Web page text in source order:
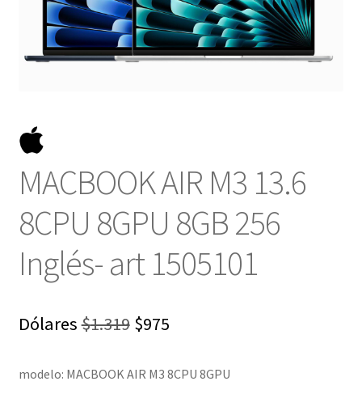
CONTACTO
MACBOOK AIR M3 13.6
8CPU 8GPU 8GB 256
Inglés- art 1505101
Dólares$1.319 El
original
$975El
actual
modelo: MACBOOK AIR M3 8CPU 8GPU